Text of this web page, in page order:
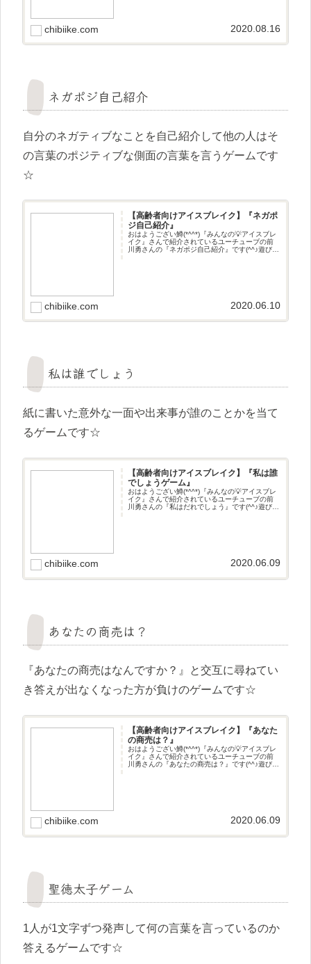
chibiike.com 2020.08.16
ネガポジ自己紹介
自分のネガティブなことを自己紹介して他の人はそ
の言葉のポジティブな側面の言葉を言うゲームです
☆
【高齢者向けアイスブレイク】『ネガポ
ジ自己紹介』
おはようござい鱒(*^^*)『みんなの💡アイスブレ
イク』さんで紹介されているユーチューブの前
川勇さんの『ネガポジ自己紹介』です(^^♪遊び方
chibiike.com 2020.06.10
私は誰でしょう
紙に書いた意外な一面や出来事が誰のことかを当て
るゲームです☆
【高齢者向けアイスブレイク】『私は誰
でしょうゲーム』
おはようござい鱒(*^^*)『みんなの💡アイスブレ
イク』さんで紹介されているユーチューブの前
川勇さんの『私はだれでしょう』です(^^♪遊び方
chibiike.com 2020.06.09
あなたの商売は？
『あなたの商売はなんですか？』と交互に尋ねてい
き答えが出なくなった方が負けのゲームです☆
【高齢者向けアイスブレイク】『あなた
の商売は？』
おはようござい鱒(*^^*)『みんなの💡アイスブレ
イク』さんで紹介されているユーチューブの前
川勇さんの『あなたの商売は？』です(^^♪遊び方
chibiike.com 2020.06.09
聖徳太子ゲーム
1人が1文字ずつ発声して何の言葉を言っているのか
答えるゲームです☆